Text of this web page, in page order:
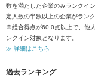
数を満たした企業のみランクイ
定人数の半数以上の企業がラン
※総合得点が60.0点以上で、他
ンクイン対象となります。
≫ 詳細はこちら
過去ランキング